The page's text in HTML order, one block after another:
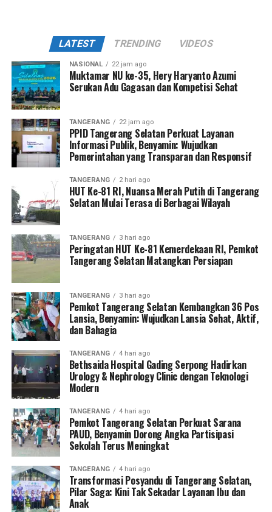
LATEST TRENDING VIDEOS
NASIONAL 22 jam ago
Muktamar NU ke-35, Hery Haryanto Azumi
Serukan Adu Gagasan dan Kompetisi Sehat
TANGERANG 22 jam ago
PPID Tangerang Selatan Perkuat Layanan
Informasi Publik, Benyamin: Wujudkan
Pemerintahan yang Transparan dan Responsif
TANGERANG 2 hari ago
HUT Ke-81 RI, Nuansa Merah Putih di Tangerang
Selatan Mulai Terasa di Berbagai Wilayah
TANGERANG 3 hari ago
Peringatan HUT Ke-81 Kemerdekaan RI, Pemkot
Tangerang Selatan Matangkan Persiapan
TANGERANG 3 hari ago
Pemkot Tangerang Selatan Kembangkan 36 Pos
Lansia, Benyamin: Wujudkan Lansia Sehat, Aktif,
dan Bahagia
TANGERANG 4 hari ago
Bethsaida Hospital Gading Serpong Hadirkan
Urology & Nephrology Clinic dengan Teknologi
Modern
TANGERANG 4 hari ago
Pemkot Tangerang Selatan Perkuat Sarana
PAUD, Benyamin Dorong Angka Partisipasi
Sekolah Terus Meningkat
TANGERANG 4 hari ago
Transformasi Posyandu di Tangerang Selatan,
Pilar Saga: Kini Tak Sekadar Layanan Ibu dan
Anak